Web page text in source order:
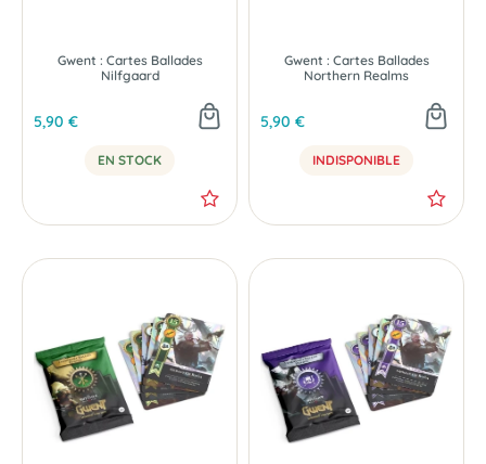
Gwent : Cartes Ballades
Nilfgaard
5,90 €
EN STOCK
Gwent : Cartes Ballades
Northern Realms
5,90 €
INDISPONIBLE